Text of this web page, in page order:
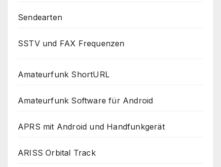
Sendearten
SSTV und FAX Frequenzen
Amateurfunk ShortURL
Amateurfunk Software für Android
APRS mit Android und Handfunkgerät
ARISS Orbital Track